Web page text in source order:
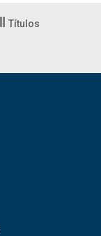
Títulos